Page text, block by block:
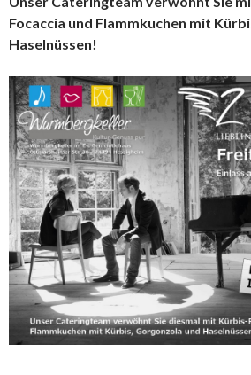
Focaccia und Flammkuchen mit
Haselnüssen!